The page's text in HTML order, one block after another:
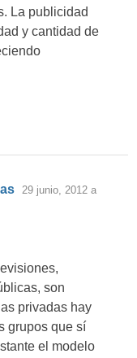
La publicidad
y cantidad de
dice:
29 junio, 2012 a
son
privadas hay
grupos que sí
el modelo